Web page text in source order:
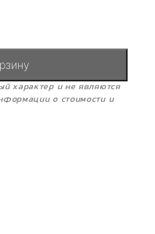
характер и не являются
о стоимости и